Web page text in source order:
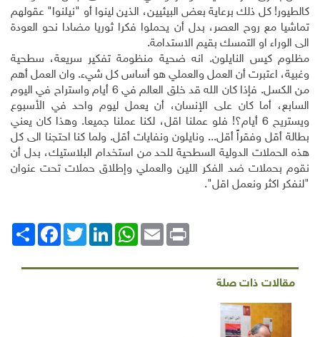
كالطيور! كل ذلك برعاية بعض البيئيين، الذين لينوا أو "نيلنوا" عقولهم
تماشيا مع روح العصر، بدل أن يحملوا فكرا ثوريا مضادا نحو العودة
الى الوراء او التمسك بقيم الاستدامة.
مظلوم كيس النايلون. انه ضحية منظومة تفكير سريعة، سطحية
وغبية، اعتبرت أن العمل والعملي هو أساس كل شيء. وان العمل أهم
من الكسل. فإذا كان الله قد خلق العالم في 6 أيام واستراح في اليوم
السابع، أما كان على الإنسان، أن يعمل ليوم واحد في الأسبوع
ويستريح 6 أيام؟! فلو عملنا اقل، لكنا عملنا جميعا. وهذا كان يعني
بطالة أقل وفقراً أقل... ونايلون ونفايات أقل. ولما كنا احتجنا الى كل
هذه الحملات الدولية السطحية للحد من استخدام البلاستيك، بدل أن
نقوم بحملات ضد الفكر اللين والعملي وإطلاق حملات تحت عنوان
"لنفكر اكثر ونعمل اقل".
انشر
FacebookTwitterLinkedIn
WhatsAppEmail Print
مقالات ذات صلة